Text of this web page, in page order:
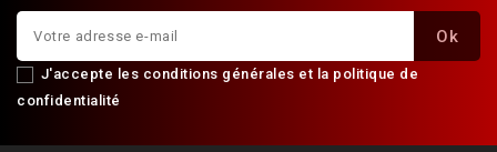
J'accepte les conditions générales et la politique de
confidentialité